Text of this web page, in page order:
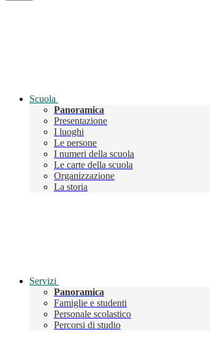
Scuola
Panoramica
Presentazione
I luoghi
Le persone
I numeri della scuola
Le carte della scuola
Organizzazione
La storia
Servizi
Panoramica
Famiglie e studenti
Personale scolastico
Percorsi di studio